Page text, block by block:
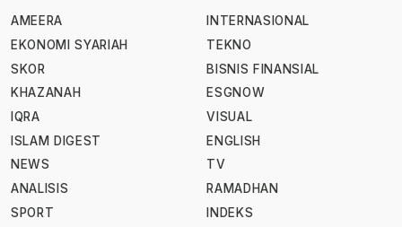
AMEERA
EKONOMI SYARIAH
SKOR
KHAZANAH
IQRA
ISLAM DIGEST
NEWS
ANALISIS
SPORT
INTERNASIONAL
TEKNO
BISNIS FINANSIAL
ESGNOW
VISUAL
ENGLISH
TV
RAMADHAN
INDEKS